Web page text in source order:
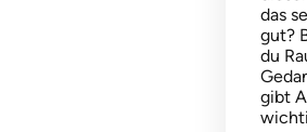
das
gut?
du
gibt